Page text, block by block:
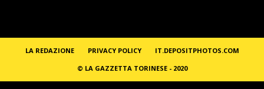
LA REDAZIONE PRIVACY POLICY
IT.DEPOSITPHOTOS.COM
© LA GAZZETTA TORINESE - 2020